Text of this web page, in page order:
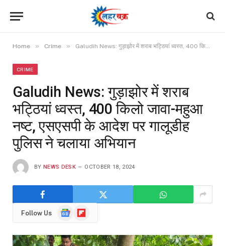
Home » Crime » Galudih News: गुड़ाझोर में शराब भट्ठियां ध्वस्त, 400 किलो जावा-महुआ नष्ट, एसएसपी के आदेश पर गालूडीह पुलिस ने चलाया अभियान
CRIME
Galudih News: गुड़ाझोर में शराब
भट्ठियां ध्वस्त, 400 किलो जावा-महुआ
नष्ट, एसएसपी के आदेश पर गालूडीह
पुलिस ने चलाया अभियान
BY NEWS DESK OCTOBER 18, 2024
Follow Us
GoogleFlipboard